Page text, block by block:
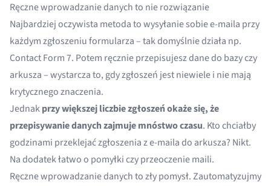
Ręczne wprowadzanie danych to nie rozwiązanie
Najbardziej oczywista metoda to wysyłanie sobie e-maila przy
każdym zgłoszeniu formularza – tak domyślnie działa np.
Contact Form 7. Potem ręcznie przepisujesz dane do bazy czy
arkusza – wystarcza to, gdy zgłoszeń jest niewiele i nie mają
krytycznego znaczenia.
Jednakprzy większej liczbie zgłoszeń okaże się, że
przepisywanie danych zajmuje mnóstwo czasu. Kto chciałby
godzinami przeklejać zgłoszenia z e-maila do arkusza? Nikt.
Na dodatek łatwo o pomyłki czy przeoczenie maili.
Ręczne wprowadzanie danych to zły pomysł. Zautomatyzujmy